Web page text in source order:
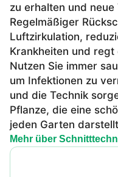
zu erhalten und
Regelmäßiger
Luftzirkulation,
Krankheiten und
Nutzen Sie immer
um Infektionen zu
und die Technik
Pflanze, die eine
jeden Garten
Mehr über